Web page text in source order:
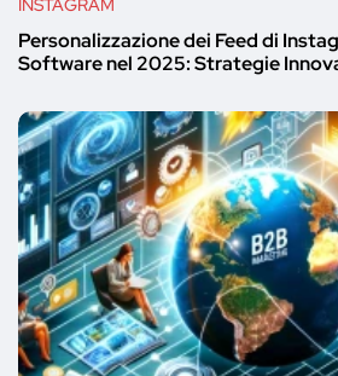
INSTAGRAM
Personalizzazione dei Feed di
Software nel 2025: Strategie